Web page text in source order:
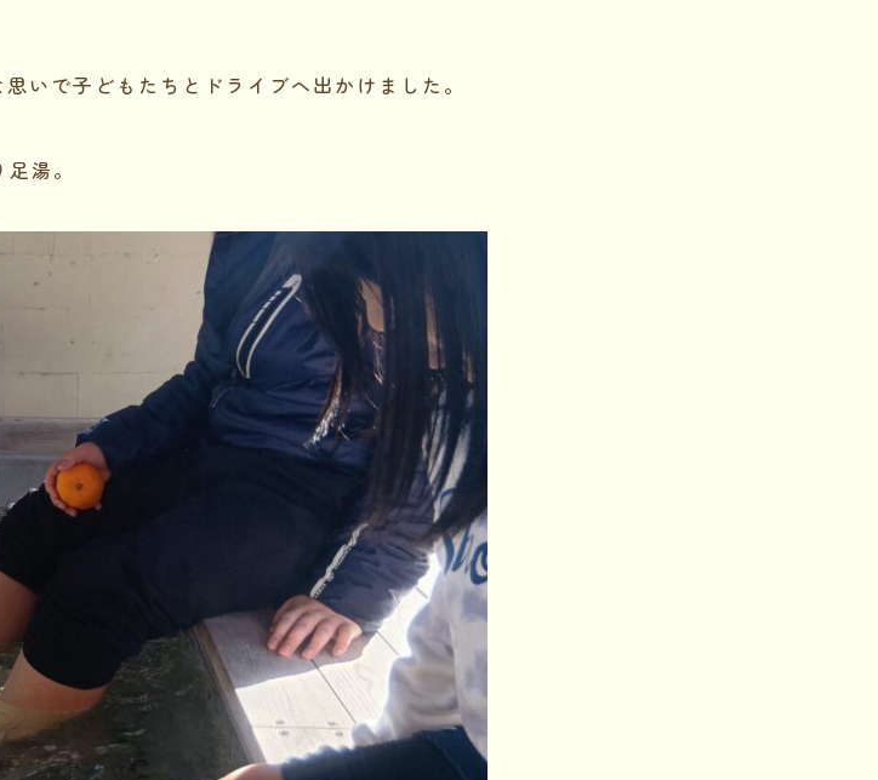
いで子どもたちとドライブへ出かけました。
湯。